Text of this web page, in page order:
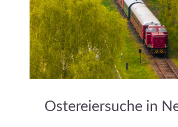
Ostereiersuche in